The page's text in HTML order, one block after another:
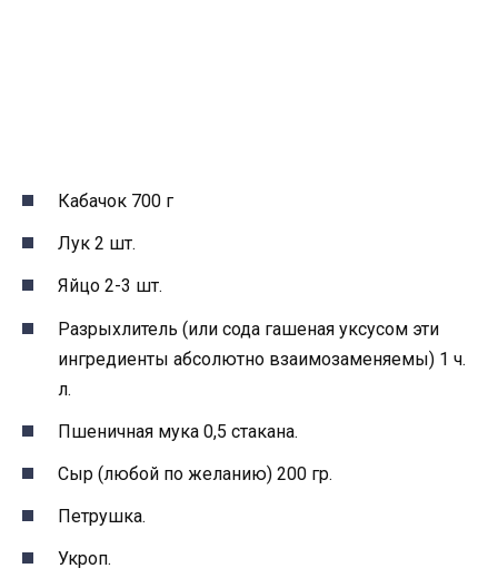
Кабачок 700 г
Лук 2 шт.
Яйцо 2-3 шт.
Разрыхлитель (или сода гашеная уксусом эти
ингредиенты абсолютно взаимозаменяемы) 1 ч.
л.
Пшеничная мука 0,5 стакана.
Сыр (любой по желанию) 200 гр.
Петрушка.
Укроп.